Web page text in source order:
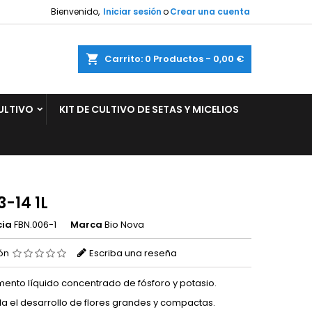
Bienvenido, Iniciar sesiónoCrear una cuenta
Carrito 0 Productos - 0,00 €
KIT DE CULTIVO DE SETAS Y MICELIOS
14 1L
FBN.006-1 Marca Bio Nova
Escriba una reseña
líquido concentrado de fósforo y potasio.
el desarrollo de flores grandes y compactas.